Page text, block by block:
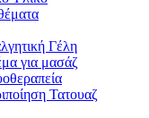
Γέλη
για μασάζ
Τατουαζ